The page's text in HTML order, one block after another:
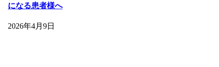
になる患者様へ
2026年4月9日